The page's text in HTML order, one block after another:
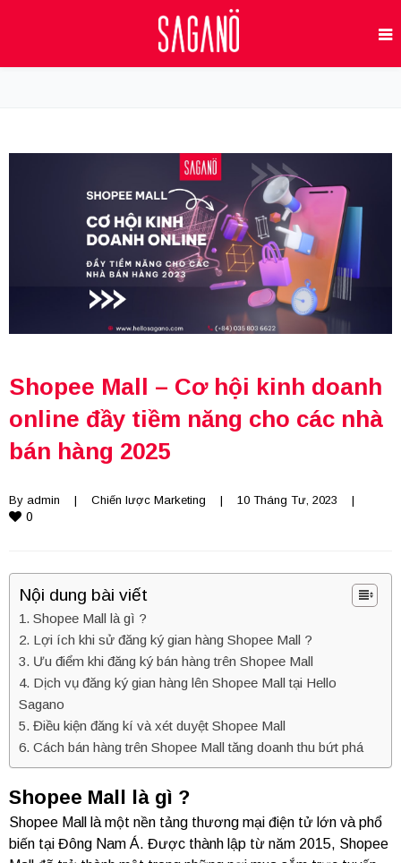
Shopee Mall – Cơ hội kinh doanh
online đầy tiềm năng cho các nhà
bán hàng 2025
By admin
    |
Chiến lược Marketing
0
Nội dung bài viết
Shopee Mall là gì ?
Lợi ích khi sử đăng ký gian hàng Shopee Mall ?
Ưu điểm khi đăng ký bán hàng trên Shopee Mall
Dịch vụ đăng ký gian hàng lên Shopee Mall tại Hello
Sagano
Điều kiện đăng kí và xét duyệt Shopee Mall
Cách bán hàng trên Shopee Mall tăng doanh thu bứt phá
Shopee Mall là gì ?
Shopee Mall là một nền tảng thương mại điện tử lớn và phổ
biến tại Đông Nam Á. Được thành lập từ năm 2015, Shopee